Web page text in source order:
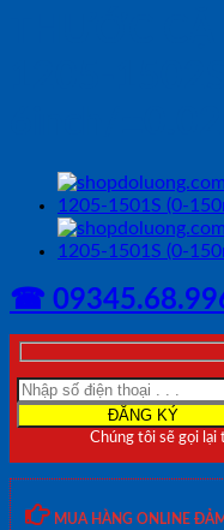
☎
Chúng tôi sẽ gọi
MUA HÀNG ONLINE